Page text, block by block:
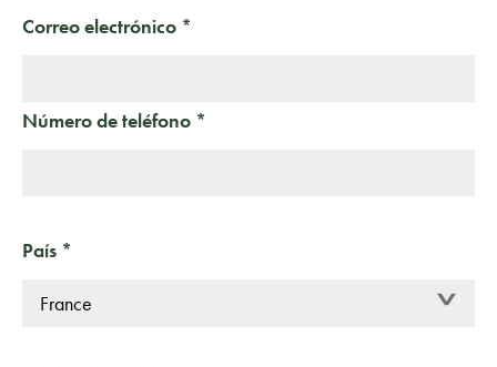
Correo electrónico *
Número de teléfono *
País *
>